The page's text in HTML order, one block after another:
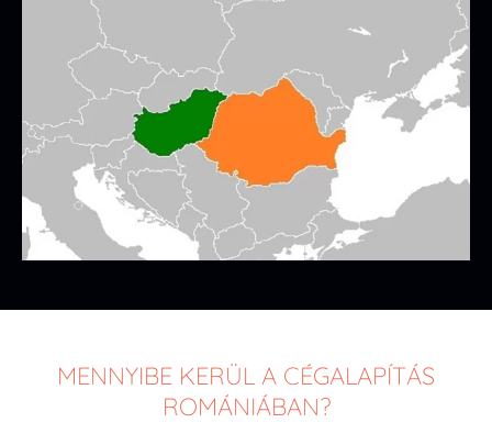
MENNYIBE KERÜL A CÉGALAPÍTÁS
ROMÁNIÁBAN?